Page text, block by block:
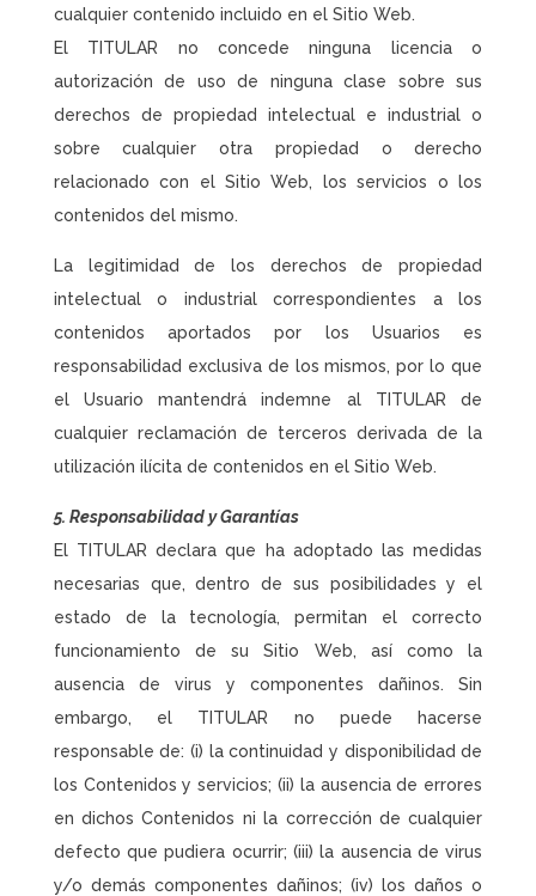
cualquier contenido incluido en el Sitio Web.
El TITULAR no concede ninguna licencia o
autorización de uso de ninguna clase sobre sus
derechos de propiedad intelectual e industrial o
sobre cualquier otra propiedad o derecho
relacionado con el Sitio Web, los servicios o los
contenidos del mismo.
La legitimidad de los derechos de propiedad
intelectual o industrial correspondientes a los
contenidos aportados por los Usuarios es
responsabilidad exclusiva de los mismos, por lo que
el Usuario mantendrá indemne al TITULAR de
cualquier reclamación de terceros derivada de la
utilización ilícita de contenidos en el Sitio Web.
5. Responsabilidad y Garantías
El TITULAR declara que ha adoptado las medidas
necesarias que, dentro de sus posibilidades y el
estado de la tecnología, permitan el correcto
funcionamiento de su Sitio Web, así como la
ausencia de virus y componentes dañinos. Sin
embargo, el TITULAR no puede hacerse
responsable de: (i) la continuidad y disponibilidad de
los Contenidos y servicios; (ii) la ausencia de errores
en dichos Contenidos ni la corrección de cualquier
defecto que pudiera ocurrir; (iii) la ausencia de virus
y/o demás componentes dañinos; (iv) los daños o